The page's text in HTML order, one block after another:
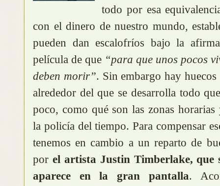
todo por esa
con el dinero de nuestro mundo,
pueden dan escalofríos bajo la
película de que “para que unos pocos
deben morir”. Sin embargo hay
alrededor del que se desarrolla todo
poco, como qué son las zonas horarias
la policía del tiempo. Para compensar
tenemos en cambio a un reparto de
por el artista Justin Timberlake, que
aparece en la gran pantalla.